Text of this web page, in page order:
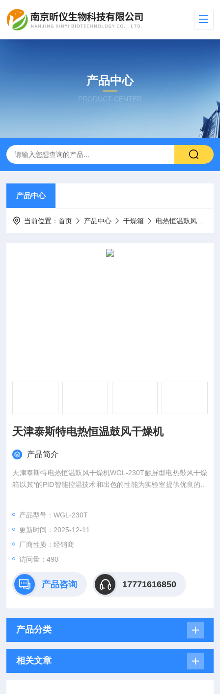
产品中心
PRODUCT CENTER
产品中心
当前位置：首页 产品中心 干燥箱 电热恒温鼓风
天津泰斯特电热恒温鼓风干燥机
产品简介
天津泰斯特电热恒温鼓风干燥机WGL-230T触屏型电热鼓风干燥
箱以其*的PID智能控温技术和出色的性能为实验室提供优良的使
用体验。 具备采用专用功能键实现温度设定、辅助菜单功能、立
小、粉状样品都能得以使用。 强制风机散热进气结构确保长时间
寿命运行，而隔热门技术使得高温状态下外门温度低，不易变
形。
产品型号：WGL-230T
更新时间：2025-12-11
厂商性质：经销商
访问量：490
产品咨询 17771616850
产品分类
相关文章